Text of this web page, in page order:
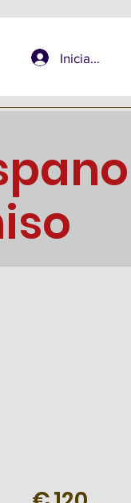
Iniciar sesión